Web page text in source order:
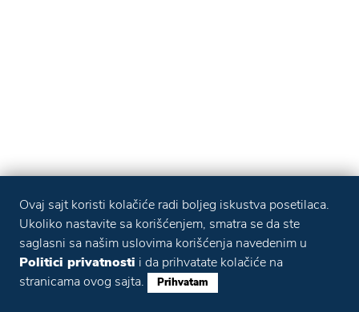
Ovaj sajt koristi kolačiće radi boljeg iskustva posetilaca.
Ukoliko nastavite sa korišćenjem, smatra se da ste
saglasni sa našim uslovima korišćenja navedenim u
Politici privatnosti i da prihvatate kolačiće na
stranicama ovog sajta.
Prihvatam